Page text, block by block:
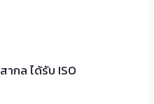
กล ได้รับ ISO